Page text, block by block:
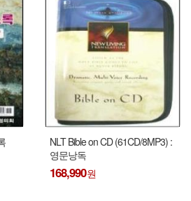
NLT Bible on CD (61CD/8MP3) :
영문낭독
168,990